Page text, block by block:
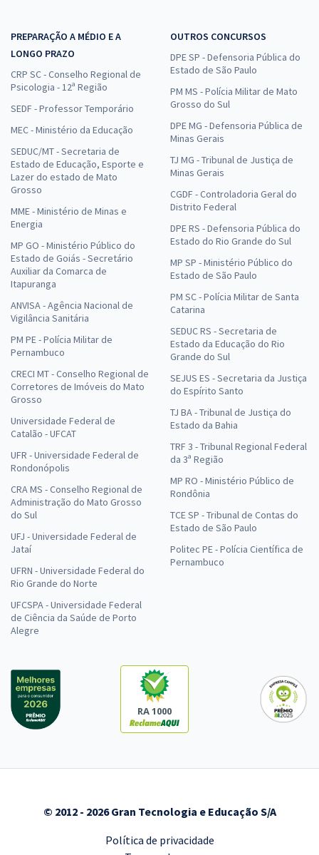
PREPARAÇÃO A MÉDIO E A
LONGO PRAZO
CRP SC - Conselho Regional de
Psicologia - 12ª Região
SEDF - Professor Temporário
MEC - Ministério da Educação
SEDUC/MT - Secretaria de
Estado de Educação, Esporte e
Lazer do estado de Mato
Grosso
MME - Ministério de Minas e
Energia
MP GO - Ministério Público do
Estado de Goiás - Secretário
Auxiliar da Comarca de
Itapuranga
ANVISA - Agência Nacional de
Vigilância Sanitária
PM PE - Polícia Militar de
Pernambuco
CRECI MT - Conselho Regional de
Corretores de Imóveis do Mato
Grosso
Universidade Federal de
Catalão - UFCAT
UFR - Universidade Federal de
Rondonópolis
CRA MS - Conselho Regional de
Administração do Mato Grosso
do Sul
UFJ - Universidade Federal de
Jataí
UFRN - Universidade Federal do
Rio Grande do Norte
UFCSPA - Universidade Federal
de Ciência da Saúde de Porto
Alegre
OUTROS CONCURSOS
DPE SP - Defensoria Pública do
Estado de São Paulo
PM MS - Polícia Militar de Mato
Grosso do Sul
DPE MG - Defensoria Pública de
Minas Gerais
TJ MG - Tribunal de Justiça de
Minas Gerais
CGDF - Controladoria Geral do
Distrito Federal
DPE RS - Defensoria Pública do
Estado do Rio Grande do Sul
MP SP - Ministério Público do
Estado de São Paulo
PM SC - Polícia Militar de Santa
Catarina
SEDUC RS - Secretaria de
Estado da Educação do Rio
Grande do Sul
SEJUS ES - Secretaria da Justiça
do Espírito Santo
TJ BA - Tribunal de Justiça do
Estado da Bahia
TRF 3 - Tribunal Regional Federal
da 3ª Região
MP RO - Ministério Público de
Rondônia
TCE SP - Tribunal de Contas do
Estado de São Paulo
Politec PE - Polícia Científica de
Pernambuco
RA 1000
© 2012 - 2026 Gran Tecnologia e Educação S/A
Política de privacidade